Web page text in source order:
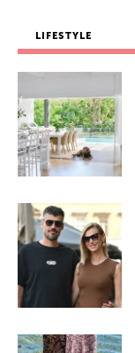
LIFESTYLE